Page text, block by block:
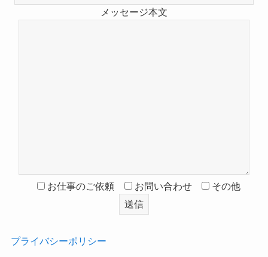
メッセージ本文
お仕事のご依頼 お問い合わせ その他
プライバシーポリシー